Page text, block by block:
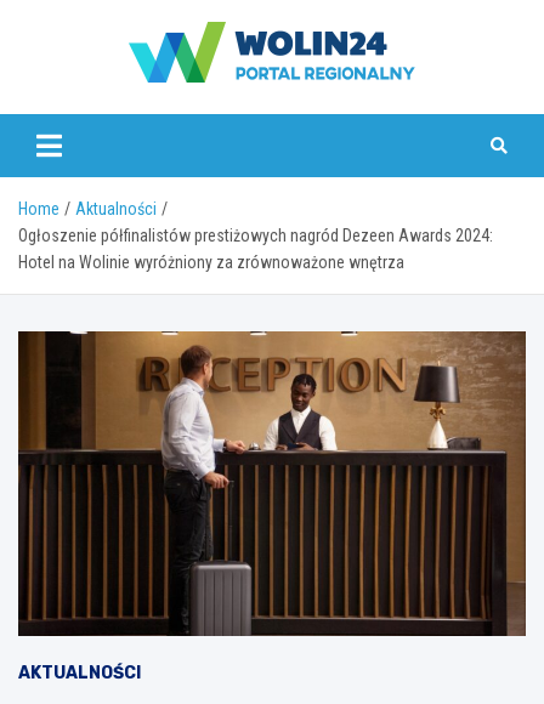
www.wolin24.pl
Home
Aktualności
Ogłoszenie półfinalistów prestiżowych nagród Dezeen Awards 2024:
Hotel na Wolinie wyróżniony za zrównoważone wnętrza
AKTUALNOŚCI